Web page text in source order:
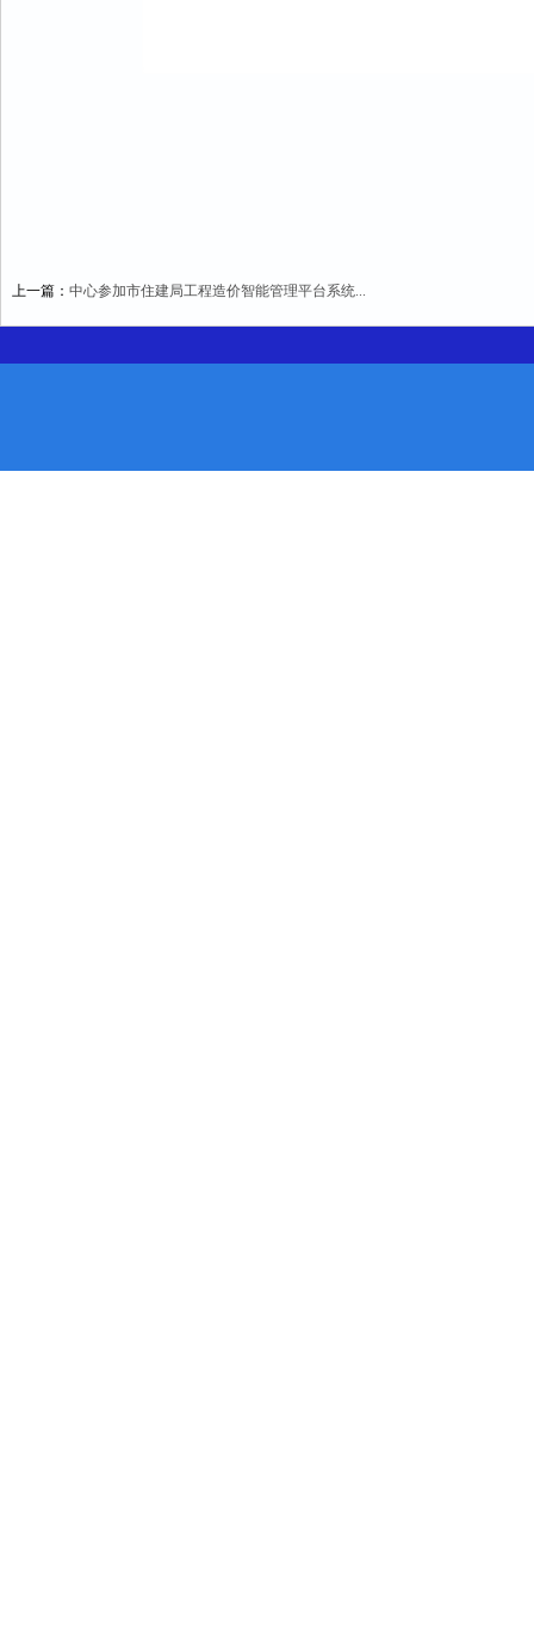
上一篇： 中心参加市住建局工程造价智能管理平台系统...